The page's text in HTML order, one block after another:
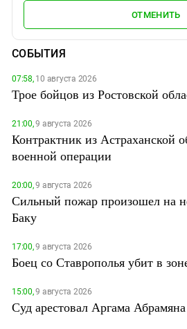
ОТМЕНИТЬ
СОБЫТИЯ
07:58,10 августа 2026
Трое бойцов из Ростовской
21:00,9 августа 2026
Контрактник из Астраханской
военной операции
20:00,9 августа 2026
Сильный пожар произошел на
Баку
17:00,9 августа 2026
Боец со Ставрополья убит в
15:00,9 августа 2026
Суд арестовал Аргама